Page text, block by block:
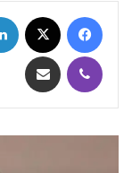
فيسبوك
ڤايبر مشاركة عبر البريد